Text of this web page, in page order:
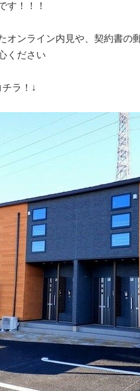
す！！！
オンライン内見や、契約書の
ください
ラ！↓